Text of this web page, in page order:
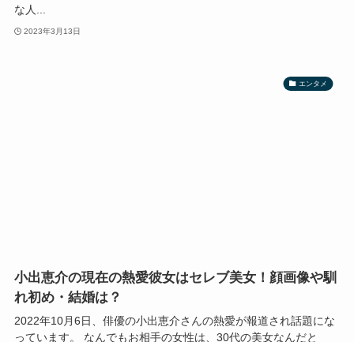
な人...
2023年3月13日
エンタメ
小出恵介の現在の熱愛彼女はセレブ美女！顔画像や馴
れ初め・結婚は？
2022年10月6日、俳優の小出恵介さんの熱愛が報道され話題にな
っています。 なんでもお相手の女性は、30代の美女なんだと